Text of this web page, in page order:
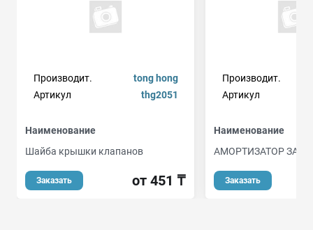
Производит.
tong hong
Артикул
thg2051
Наименование
Шайба крышки клапанов
Заказать от 451 ₸
Производит.
Артикул
Наименование
АМОРТИЗАТОР
Заказать